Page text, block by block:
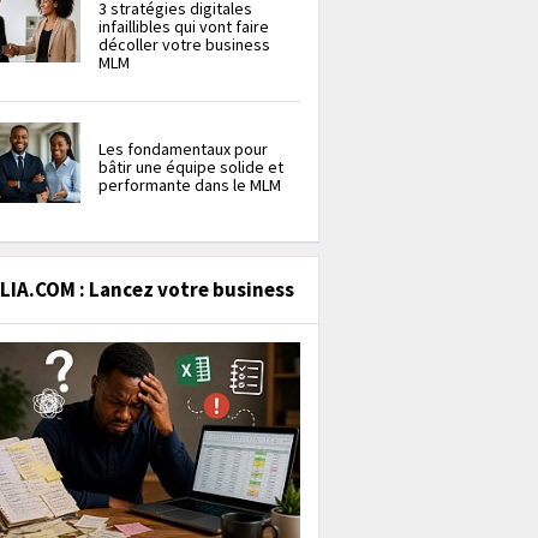
3 stratégies digitales
infaillibles qui vont faire
décoller votre business
MLM
Les fondamentaux pour
bâtir une équipe solide et
performante dans le MLM
: Lancez votre business